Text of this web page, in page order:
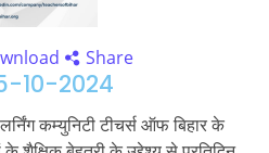
Share
10-2024
कम्युनिटी टीचर्स ऑफ बिहार के